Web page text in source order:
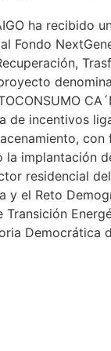
ha recibido
Fondo
de incentivos
con
la implantación
residencial
y el Reto
Transición
Democrática